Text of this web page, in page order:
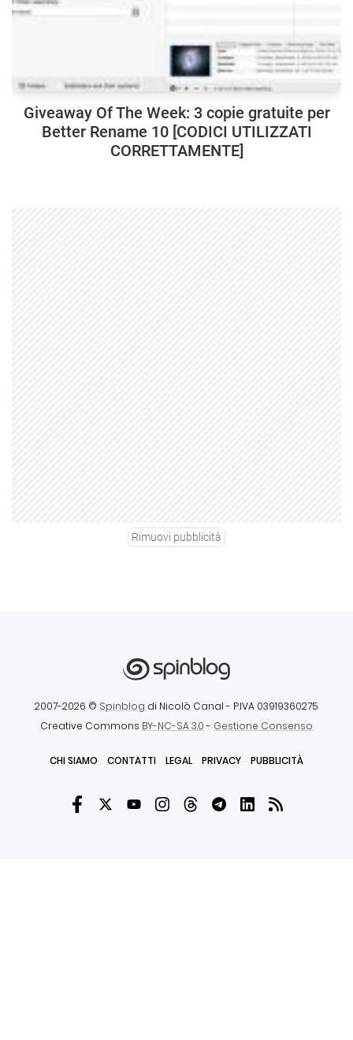
Giveaway Of The Week: 3 copie gratuite per
Better Rename 10 [CODICI UTILIZZATI
CORRETTAMENTE]
Rimuovi pubblicità
2007-2026 © Spinblog di Nicolò Canal - P.IVA 03919360275
Creative Commons BY-NC-SA 3.0- Gestione Consenso
CHI SIAMO CONTATTI LEGAL PRIVACY PUBBLICITÀ